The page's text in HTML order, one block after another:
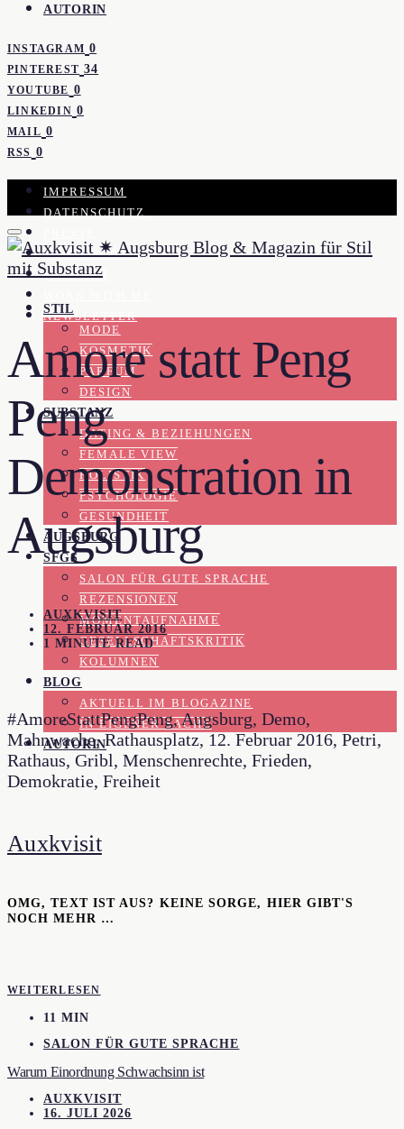
AUTORIN
INSTAGRAM 0
PINTEREST 34
YOUTUBE 0
LINKEDIN 0
MAIL 0
RSS 0
IMPRESSUM
DATENSCHUTZ
KOOPERATION
KONTAKT
NEWSLETTER
STIL
MODE
KOSMETIK
PARFUM
DESIGN
SUBSTANZ
DATING & BEZIEHUNGEN
FEMALE VIEW
HOLISTIK
PSYCHOLOGIE
GESUNDHEIT
AUGSBURG
SFGS
SALON FÜR GUTE SPRACHE
REZENSIONEN
MOMENTAUFNAHME
GESELLSCHAFTSKRITIK
KOLUMNEN
BLOG
AKTUELL IM BLOGAZINE
IN EIGENER SACHE
AUTORIN
Amore statt Peng
Peng
Demonstration in
Augsburg
AUXKVISIT
12. FEBRUAR 2016
1 MINUTE READ
#AmoreStattPengPeng, Augsburg, Demo,
Mahnwache, Rathausplatz, 12. Februar 2016, Petri,
Rathaus, Gribl, Menschenrechte, Frieden,
Demokratie, Freiheit
Auxkvisit
OMG, TEXT IST AUS? KEINE SORGE, HIER GIBT'S
NOCH MEHR …
WEITERLESEN
11 MIN
SALON FÜR GUTE SPRACHE
Warum Einordnung Schwachsinn ist
AUXKVISIT
16. JULI 2026